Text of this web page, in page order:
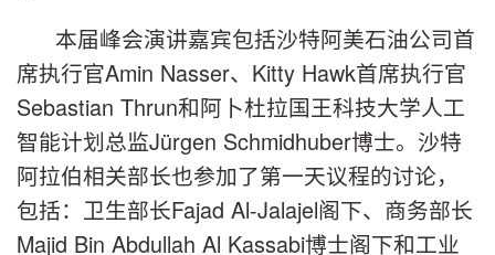
本届峰会演讲嘉宾包括沙特阿美石油公司首
席执行官Amin Nasser、Kitty Hawk首席执行官
Sebastian Thrun和阿卜杜拉国王科技大学人工
智能计划总监Jürgen Schmidhuber博士。沙特
阿拉伯相关部长也参加了第一天议程的讨论，
包括：卫生部长Fajad Al-Jalajel阁下、商务部长
Majid Bin Abdullah Al Kassabi博士阁下和工业